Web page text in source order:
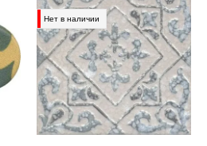
Нет в наличии